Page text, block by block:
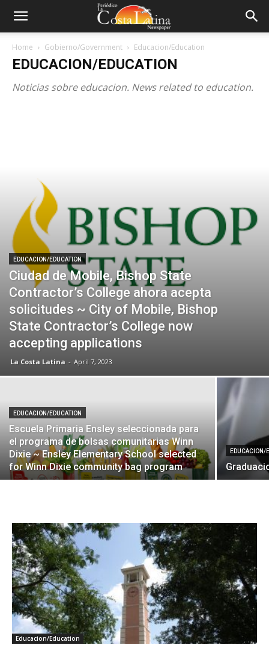
Home Gobierno/Government Educacion/Education
EDUCACION/EDUCATION
Noticias sobre educacion. News related to education.
EDUCACION/EDUCATION
Ciudad de Mobile, Bishop State
Contractor’s College ahora acepta
solicitudes ~ City of Mobile, Bishop
State Contractor’s College now
accepting applications
La Costa Latina - April 7, 2023
EDUCACION/EDUCATION
Escuela Primaria Ensley seleccionada para
el programa de bolsas comunitarias Winn
Dixie ~ Ensley Elementary School selected
for Winn Dixie community bag program
EDUCACION/
Educacion/Education